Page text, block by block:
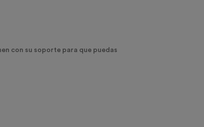
con su soporte para que puedas